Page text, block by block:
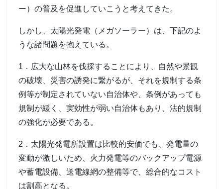
ー）の普及を促進していこうと考えてきた。
しかし、太陽光発電（メガソーラー）は、下記のよ
うな諸問題を抱えている。
1．広大な山林を伐採することにより、自然や景観
の破壊、災害の誘発に繋がるが、それを規制する条
例等が制定されていない自治体や、条例があっても
規制が緩く、実効性が弱い自治体もあり、法的規制
の強化が必要である。
2．太陽光発電所設置は比較的安価でも、発電量の
変動が激しいため、火力発電等のバックアップ電源
や蓄電設備、送電線網の整備等で、総合的なコスト
は割高となる。